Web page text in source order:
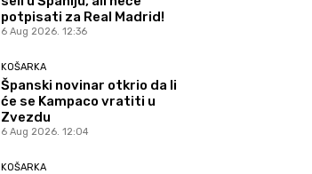
potpisati za Real Madrid!
6 Aug 2026. 12:36
KOŠARKA
Španski novinar otkrio da li
će se Kampaco vratiti u
Zvezdu
6 Aug 2026. 12:04
KOŠARKA